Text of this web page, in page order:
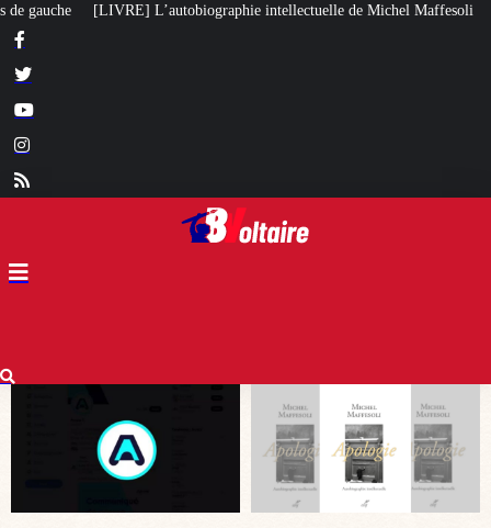
intellectuelle de Michel Maffesoli Pour regagner son influence en